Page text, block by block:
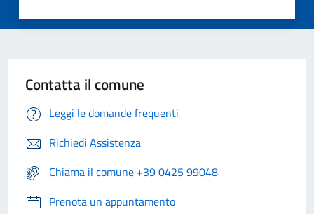
Contatta il comune
Leggi le domande frequenti
Richiedi Assistenza
Chiama il comune +39 0425 99048
Prenota un appuntamento